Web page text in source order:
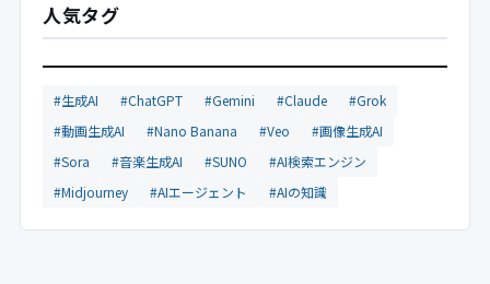
人気タグ
#生成AI #ChatGPT #Gemini #Claude
#Grok
#動画生成AI
#Nano Banana #Veo
#画像生成AI
#Sora
#音楽生成AI #SUNO
#AI検索エンジン
#Midjourney
#AIエージェント #AIの知識